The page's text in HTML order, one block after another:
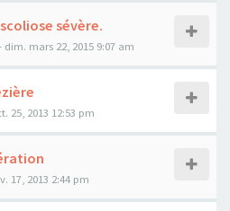
sévère.
dim. mars 22, 2015 9:07 am
25, 2013 12:53 pm
17, 2013 2:44 pm